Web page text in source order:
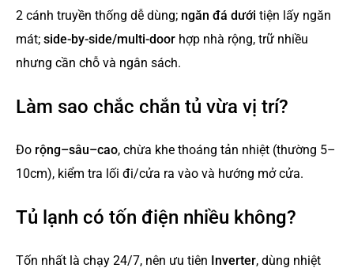
2 cánh truyền thống dễ dùng; ngăn đá dưới tiện lấy ngăn
mát; side-by-side/multi-door hợp nhà rộng, trữ nhiều
nhưng cần chỗ và ngân sách.
Làm sao chắc chắn tủ vừa vị trí?
Đo rộng–sâu–cao, chừa khe thoáng tản nhiệt (thường 5–
10cm), kiểm tra lối đi/cửa ra vào và hướng mở cửa.
Tủ lạnh có tốn điện nhiều không?
Tốn nhất là chạy 24/7, nên ưu tiên Inverter, dùng nhiệt